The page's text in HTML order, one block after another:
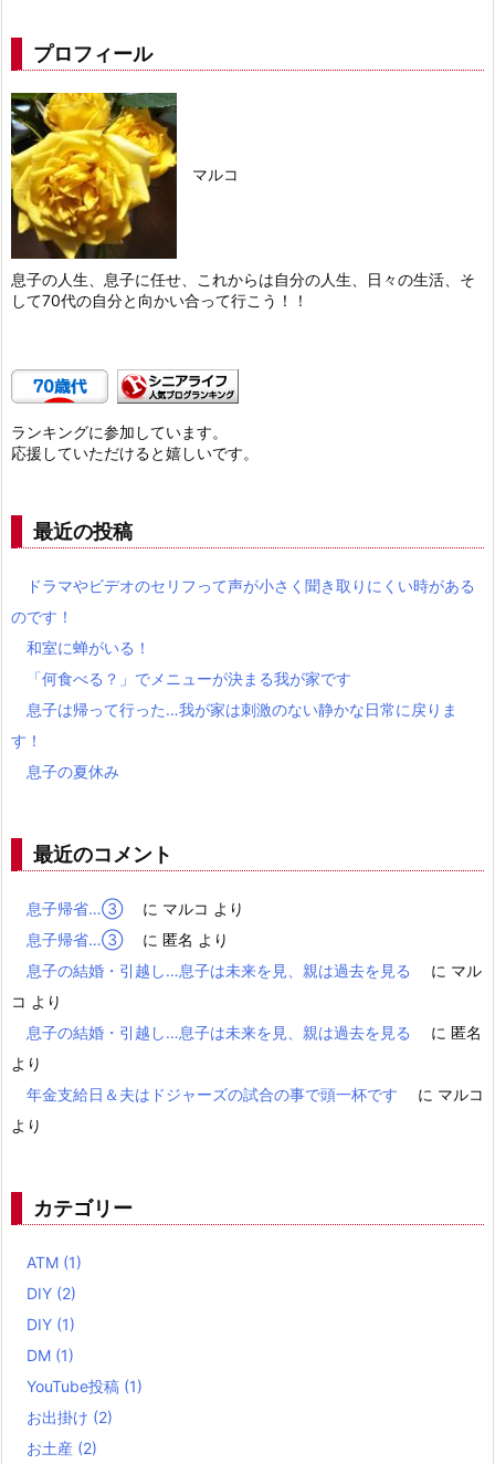
プロフィール
マルコ
息子の人生、息子に任せ、これからは自分の人生、日々の生活、そ
して70代の自分と向かい合って行こう！！
ランキングに参加しています。
応援していただけると嬉しいです。
最近の投稿
ドラマやビデオのセリフって声が小さく聞き取りにくい時がある
のです！
和室に蝉がいる！
「何食べる？」でメニューが決まる我が家です
息子は帰って行った…我が家は刺激のない静かな日常に戻りま
す！
息子の夏休み
最近のコメント
息子帰省…③ に マルコ より
息子帰省…③
に 匿名 より
息子の結婚・引越し…息子は未来を見、親は過去を見る
に マル
コ より
息子の結婚・引越し…息子は未来を見、親は過去を見る
に 匿名
より
年金支給日＆夫はドジャーズの試合の事で頭一杯です
に マルコ
より
カテゴリー
ATM (1)
DIY (2)
DIY (1)
DM (1)
YouTube投稿 (1)
お出掛け (2)
お土産 (2)